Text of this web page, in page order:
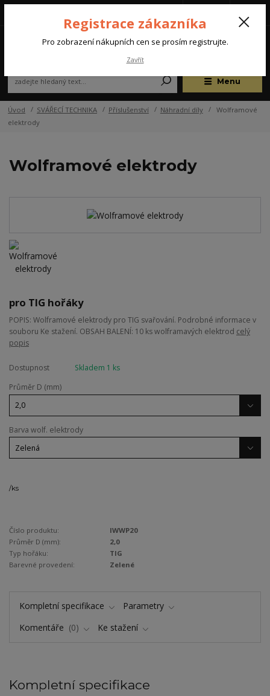
Menu
(Po-Pá, 07:00-15:30 hod.)
Úvod SVÁŘECÍ TECHNIKA Příslušenství Náhradní díly
Wolframové
elektrody
Wolframové elektrody
pro TIG hořáky
POPIS: Wolframové elektrody pro TIG svařování. Podrobné informace v
souboru Ke stažení. OBSAH BALENÍ: 10 ks wolframavých elektrod celý
popis
Dostupnost
Skladem 1 ks
Průměr D (mm)
Barva wolf. elektrody
/ks
Číslo produktu:
IWWP20
Průměr D (mm):
2,0
Typ hořáku:
TIG
Barevné provedení:
Zelené
Kompletní specifikace
Parametry
Komentáře
0 Ke stažení
Kompletní specifikace
Registrace zákazníka
Pro zobrazení nákupních cen se prosím registrujte.
Zavřít